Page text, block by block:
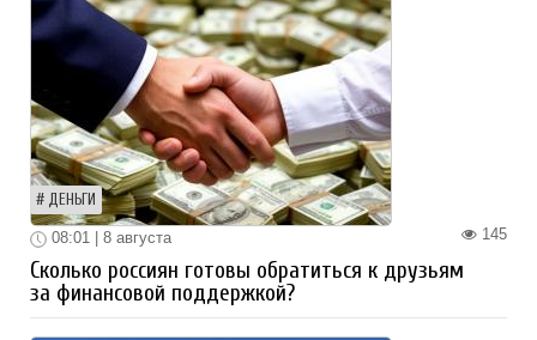
ДЕНЬГИ
145
08:01 | 8 августа
Сколько россиян готовы обратиться к друзьям
за финансовой поддержкой?